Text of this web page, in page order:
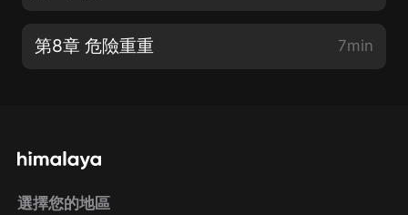
第8章 危險重重 7min
選擇您的地區